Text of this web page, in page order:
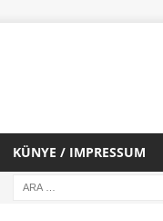
KÜNYE / IMPRESSUM